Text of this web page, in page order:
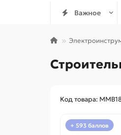
Важное
Код товара:
+ 593 баллов